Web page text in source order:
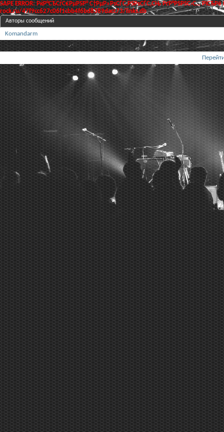
SAPE ERROR: РќР°СЂСѓС€РµРЅР° С†РµР»РѕСЃС‚РЅРѕСЃС‚СЊ РґР°РЅРЅС‹С…
rock.ru/47f9cc627c06f1cbb4f6bd8389dacc73/links.db
Авторы сообщений
Komandarm